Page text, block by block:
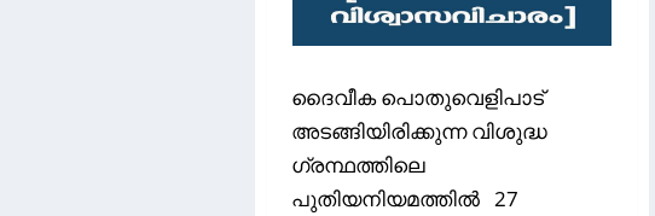
ദൈവീക പൊതുവെളിപാട്
അടങ്ങിയിരിക്കുന്ന വിശുദ്ധ
ഗ്രന്ഥത്തിലെ
പുതിയനിയമത്തിൽ 27